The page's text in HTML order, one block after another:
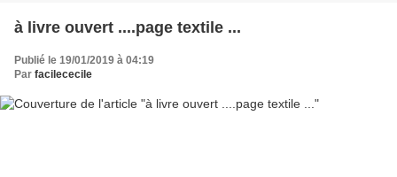
à livre ouvert ....page textile ...
Publié le 19/01/2019 à 04:19
Par facilececile